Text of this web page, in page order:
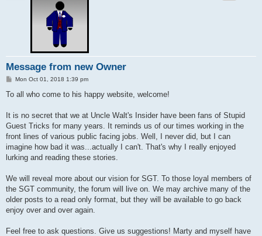
Message from new Owner
P
s
Mon Oct 01, 2018 1:39 pm
To all who come to his happy website, welcome!
It is no secret that we at Uncle Walt's Insider have been fans of Stupid
Guest Tricks for many years. It reminds us of our times working in the
front lines of various public facing jobs. Well, I never did, but I can
imagine how bad it was...actually I can't. That's why I really enjoyed
lurking and reading these stories.
We will reveal more about our vision for SGT. To those loyal members of
the SGT community, the forum will live on. We may archive many of the
older posts to a read only format, but they will be available to go back
enjoy over and over again.
Feel free to ask questions. Give us suggestions! Marty and myself have